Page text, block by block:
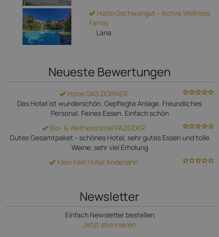
Hotel Gschwangut - Active Wellness
Family
Lana
Neueste Bewertungen
Hotel DAS DORNER
Das Hotel ist wunderschön. Gepflegte Anlage. Freundliches
Personal. Feines Essen. Einfach schön
Bio- & Wellnesshotel PAZEIDER
Gutes Gesamtpaket - schönes Hotel, sehr gutes Essen und tolle
Weine, sehr viel Erholung
Klein Fein Hotel Anderlahn
Newsletter
Einfach Newsletter bestellen
Jetzt abonnieren